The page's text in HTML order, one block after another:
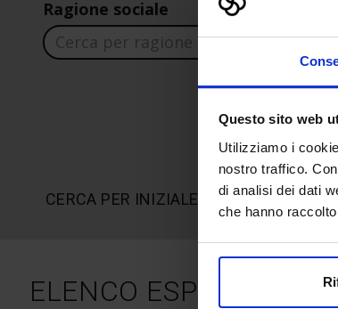
Questo sito web
Utilizziamo i
nostro traffico.
di analisi dei dati
che hanno
Ragione sociale
CERCA PER INIZIALE DELLA RAGIONE
ELENCO ESPOSITORI